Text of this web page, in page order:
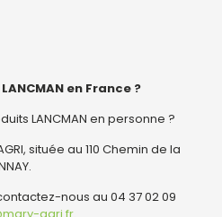
en France ?
LANCMAN en personne ?
située au 110 Chemin de la
nous au 04 37 02 09
agri.fr.